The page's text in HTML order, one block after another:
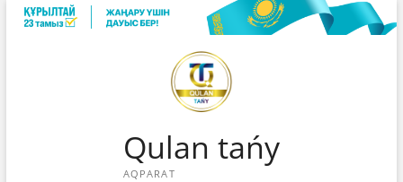
Skip
Qulan tańy
AQPARAT